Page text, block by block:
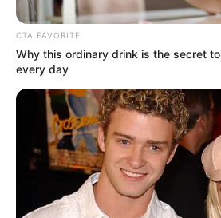
CTA FAVORITE
Why this ordinary drink is the secret
every day